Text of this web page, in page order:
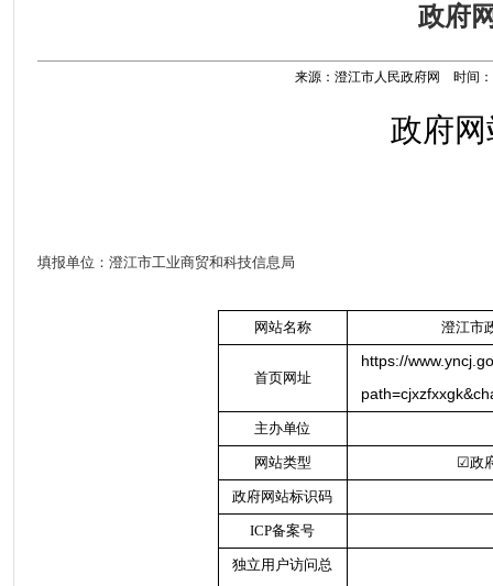
政府
来源：澄江市人民政府网 时间
政府
填报单位： 澄江市工业商贸和科技信息局
网站名称 澄江市
首页网址
https://
主办单位
网站类型 ☑政
政府网站标识码
ICP备案号
独立用户访问总